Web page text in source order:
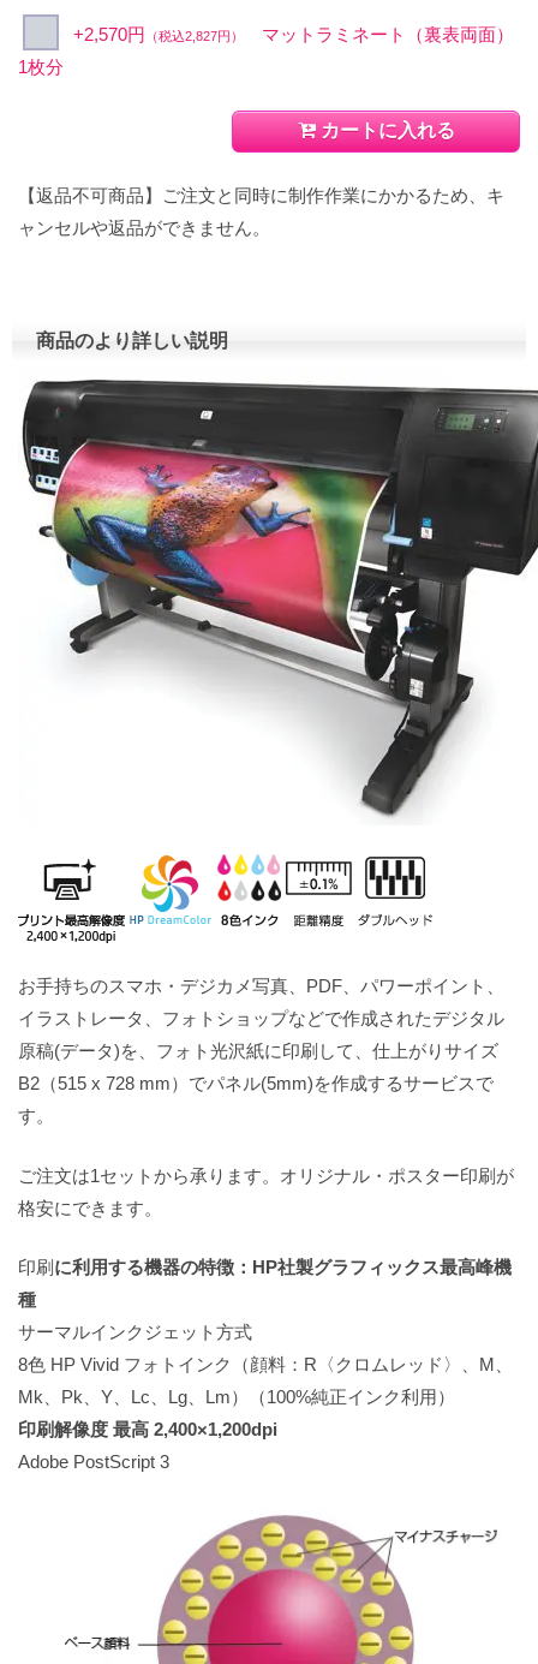
+2,570円 （税込2,827円）
マットラミネート（裏表両面）
1枚分
カートに入れる
【返品不可商品】ご注文と同時に制作作業にかかるため、キ
ャンセルや返品ができません。
商品のより詳しい説明
お手持ちのスマホ・デジカメ写真、PDF、パワーポイント、
イラストレータ、フォトショップなどで作成されたデジタル
原稿(データ)を、フォト光沢紙に印刷して、仕上がりサイズ
B2（515 x 728 mm）でパネル(5mm)を作成するサービスで
す。
ご注文は1セットから承ります。オリジナル・ポスター印刷が
格安にできます。
印刷 に利用する機器の特徴：HP社製グラフィックス最高峰機
種
サーマルインクジェット方式
8色 HP Vivid フォトインク（顔料：R〈クロムレッド〉、M、
Mk、Pk、Y、Lc、Lg、Lm）（100%純正インク利用）
印刷解像度 最高 2,400×1,200dpi
Adobe PostScript 3